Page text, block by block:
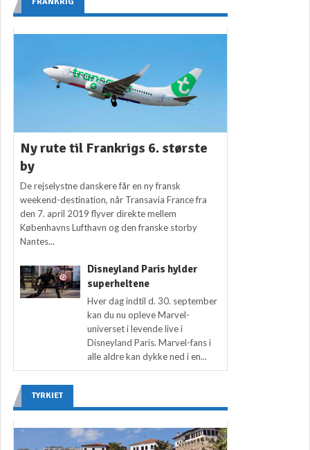
Ny rute til Frankrigs 6. største
by
De rejselystne danskere får en ny fransk
weekend-destination, når Transavia France fra
den 7. april 2019 flyver direkte mellem
Københavns Lufthavn og den franske storby
Nantes...
Disneyland Paris hylder
superheltene
Hver dag indtil d. 30. september
kan du nu opleve Marvel-
universet i levende live i
Disneyland Paris. Marvel-fans i
alle aldre kan dykke ned i en...
TYRKIET